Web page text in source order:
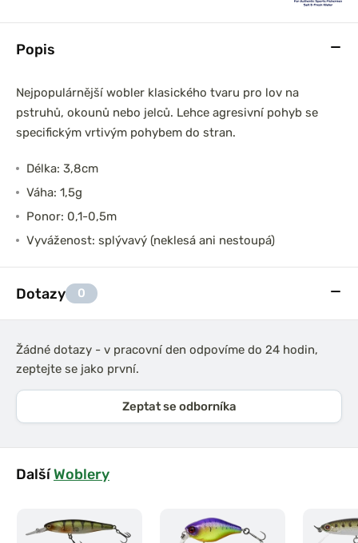
Popis
Nejpopulárnější wobler klasického tvaru pro lov na
pstruhů, okounů nebo jelců. Lehce agresivní pohyb se
specifickým vrtivým pohybem do stran.
Délka: 3,8cm
Váha: 1,5g
Ponor: 0,1-0,5m
Vyváženost: splývavý (neklesá ani nestoupá)
Dotazy 0
Žádné dotazy - v pracovní den odpovíme do 24 hodin,
zeptejte se jako první.
Zeptat se odborníka
DalšíWoblery